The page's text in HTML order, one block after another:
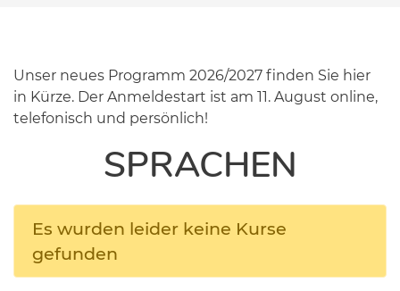
Unser neues Programm 2026/2027 finden Sie hier
in Kürze. Der Anmeldestart ist am 11. August online,
telefonisch und persönlich!
SPRACHEN
Es wurden leider keine Kurse
gefunden